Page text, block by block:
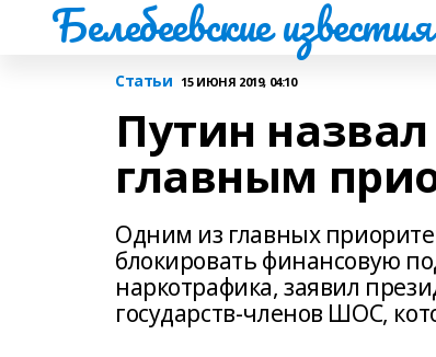
Белебеевские известия
Статьи 15 ИЮНЯ 2019, 04:10
Путин
главным
Одним из главных
блокировать финансовую
наркотрафика, заявил
государств-членов ШОС,